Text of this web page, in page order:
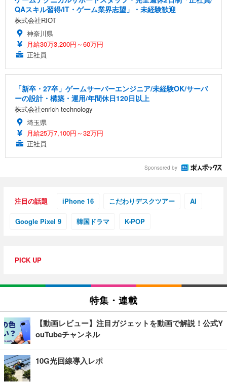
QAスキル習得/IT・ゲーム業界志望」・未経験歓迎
株式会社RIOT
神奈川県
月給30万3,200円～60万円
正社員
「新卒・27卒」ゲームサーバーエンジニア/未経験OK/サーバ
ーの設計・構築・運用/年間休日120日以上
株式会社enrich technology
埼玉県
月給25万7,100円～32万円
正社員
Sponsored by
注目の話題 iPhone 16 こだわりデスクツアー AI
Google Pixel 9 韓国ドラマ K-POP
PICK UP
特集・連載
【動画レビュー】注目ガジェットを動画で解説！公式Y
ouTubeチャンネル
10G光回線導入レポ